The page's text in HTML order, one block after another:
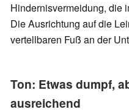
Hindernisvermeidung, die
Die Ausrichtung auf die
vertellbaren Fuß an der
Ton: Etwas dumpf,
ausreichend